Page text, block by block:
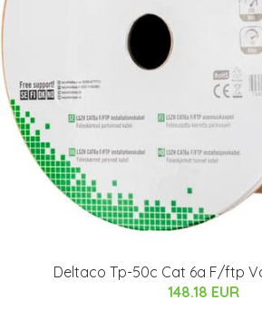
Deltaco Tp-50c Cat 6a F/ftp
148.18 EUR